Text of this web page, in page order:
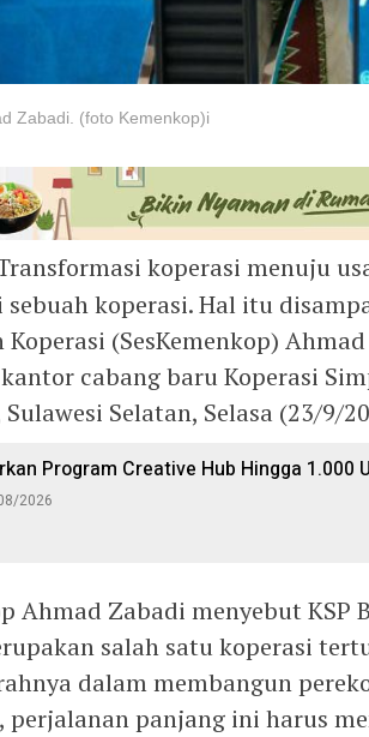
Zabadi. (foto Kemenkop)i
koperasi menuju
koperasi. Hal itu
Koperasi (SesKemenkop)
cabang baru Koperasi
Selatan, Selasa (23/9/
Program Creative Hub Hingga 1.000
2026
Ahmad Zabadi menyebut KSP
salah satu koperasi
dalam membangun
perjalanan panjang ini harus